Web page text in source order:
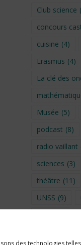
des technologies
Club science
concours
cuisine (4)
Erasmus (4)
La clé des
Musée (5)
podcast (8)
radio vaillant
sciences (3)
théâtre (11)
UNSS (9)